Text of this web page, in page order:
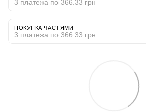
3 платежа по 366.33 грн
ПОКУПКА ЧАСТЯМИ
3 платежа по 366.33 грн